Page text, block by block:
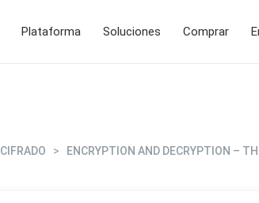
Plataforma Soluciones Comprar
CIFRADO > ENCRYPTION AND DECRYPTION –